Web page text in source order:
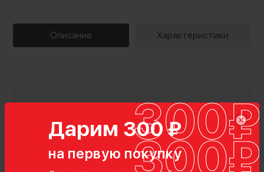
Дарим 300 ₽
на первую покупку
Описание Характеристики